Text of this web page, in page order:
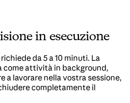
in esecuzione
da 5 a 10 minuti. La
come attività in background,
a lavorare nella vostra sessione,
completamente il